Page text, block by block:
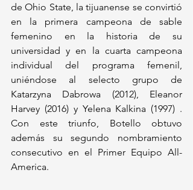
de Ohio State, la tijuanense se convirtió
en la primera campeona de sable
femenino en la historia de su
universidad y en la cuarta campeona
individual del programa femenil,
uniéndose al selecto grupo de
Katarzyna Dabrowa (2012), Eleanor
Harvey (2016) y Yelena Kalkina (1997) .
Con este triunfo, Botello obtuvo
además su segundo nombramiento
consecutivo en el Primer Equipo All-
America.